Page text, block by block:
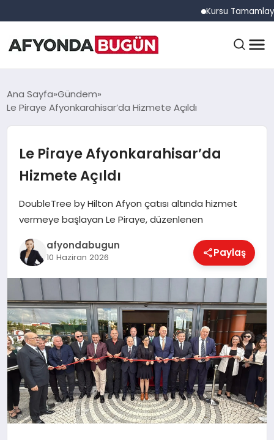
Kursu Tamamlayan
ANASAYFA
EĞITIM
MAGAZIN
SAĞLIK
SIYASET
Ana Sayfa Gündem
Le Piraye Afyonkarahisar’da Hizmete Açıldı
Le Piraye Afyonkarahisar’da
Hizmete Açıldı
DoubleTree by Hilton Afyon çatısı altında hizmet
vermeye başlayan Le Piraye, düzenlenen
afyondabugun
10 Haziran 2026 Paylaş